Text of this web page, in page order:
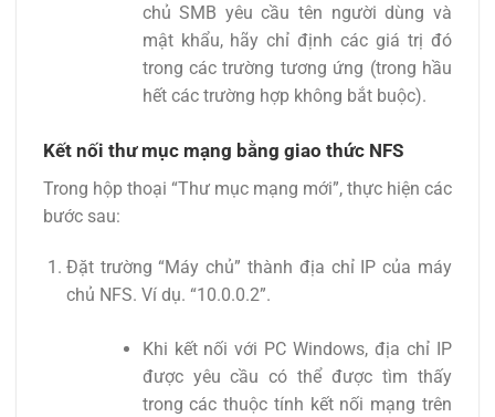
chủ SMB yêu cầu tên người dùng và
mật khẩu, hãy chỉ định các giá trị đó
trong các trường tương ứng (trong hầu
hết các trường hợp không bắt buộc).
Kết nối thư mục mạng bằng giao thức NFS
Trong hộp thoại “Thư mục mạng mới”, thực hiện các
bước sau:
Đặt trường “Máy chủ” thành địa chỉ IP của máy
chủ NFS. Ví dụ. “10.0.0.2”.
Khi kết nối với PC Windows, địa chỉ IP
được yêu cầu có thể được tìm thấy
trong các thuộc tính kết nối mạng trên